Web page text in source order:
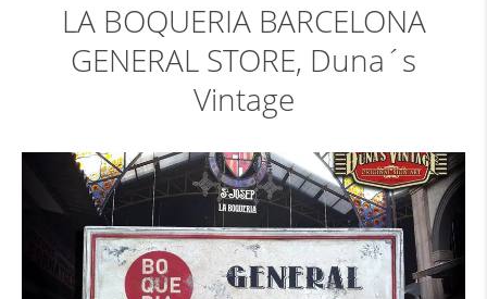
LA BOQUERIA BARCELONA
GENERAL STORE, Duna´s
Vintage